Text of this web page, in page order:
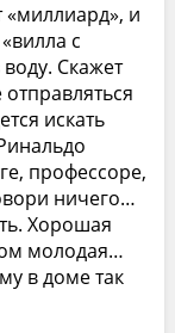
«миллиард», и
с
Скажет
искать
профессоре,
ничего…
Хорошая
молодая…
в доме так